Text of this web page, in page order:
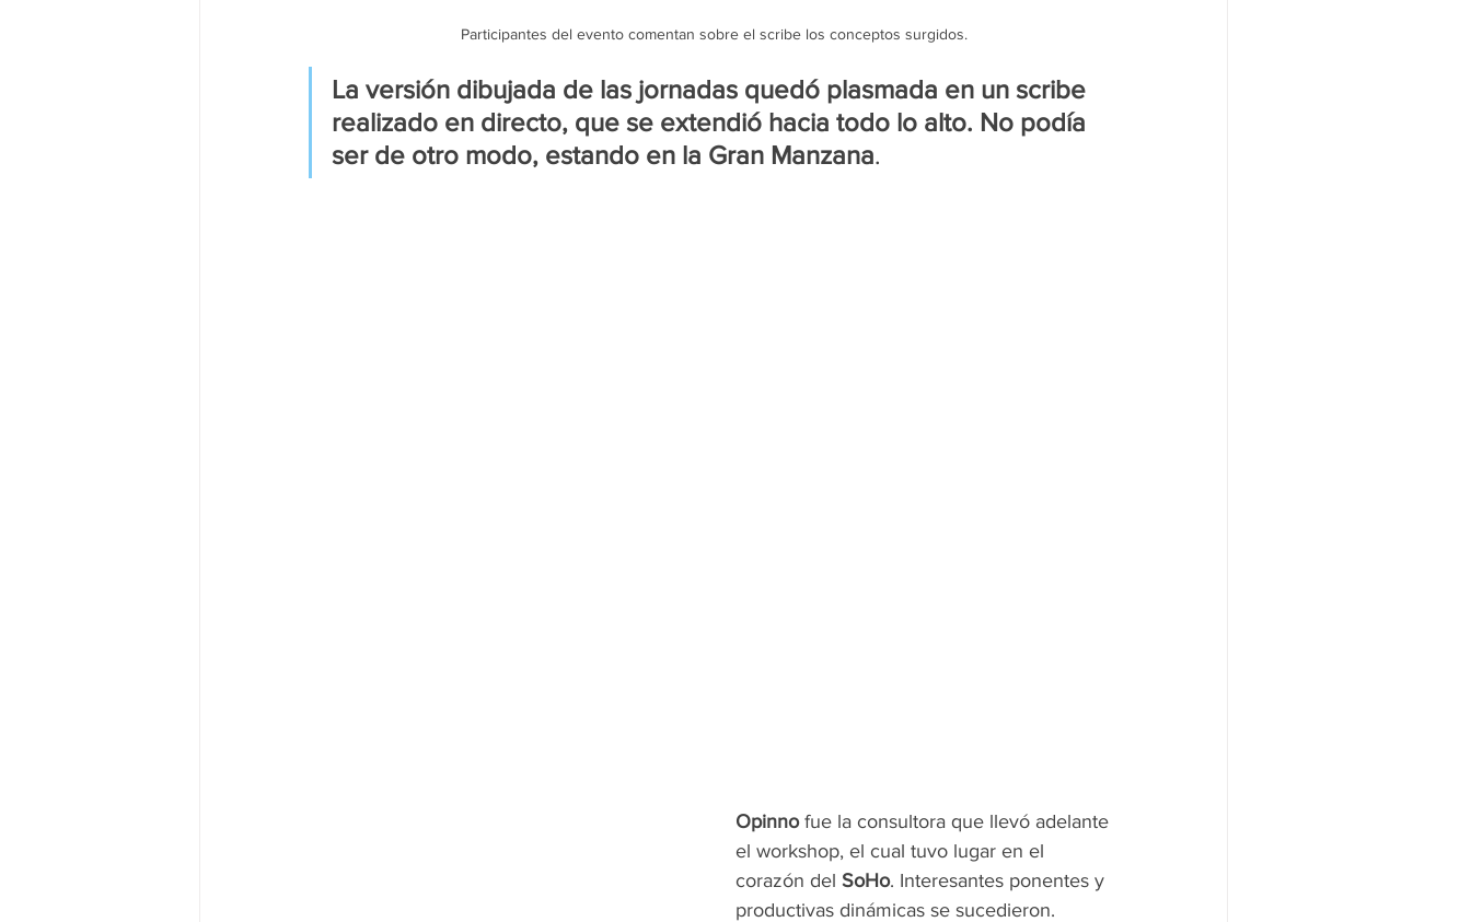
Participantes del evento comentan sobre el scribe los conceptos surgidos.
La versión dibujada de las jornadas quedó plasmada en un scribe
realizado en directo, que se extendió hacia todo lo alto. No podía
ser de otro modo, estando en la Gran Manzana.
Opinno fue la consultora que llevó adelante
el workshop, el cual tuvo lugar en el
corazón del SoHo. Interesantes ponentes y
productivas dinámicas se sucedieron.